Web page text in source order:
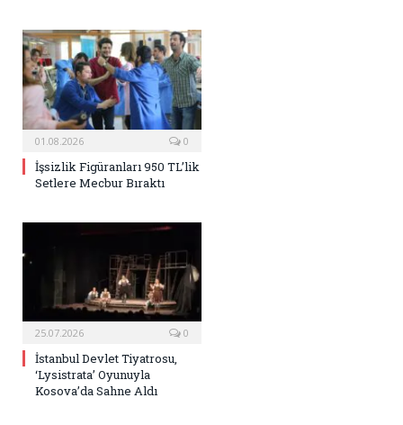
01.08.2026 0
İşsizlik Figüranları 950 TL’lik
Setlere Mecbur Bıraktı
25.07.2026 0
İstanbul Devlet Tiyatrosu,
‘Lysistrata’ Oyunuyla
Kosova’da Sahne Aldı